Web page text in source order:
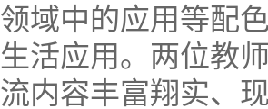
领域中的应用等配
生活应用。两位教
流内容丰富翔实、